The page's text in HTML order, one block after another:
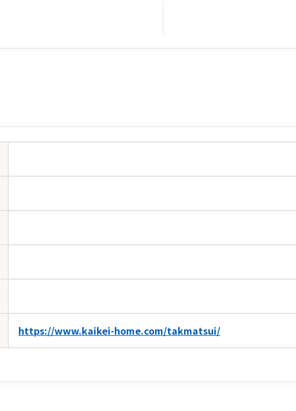
https://www.kaikei-home.com/takmatsui/